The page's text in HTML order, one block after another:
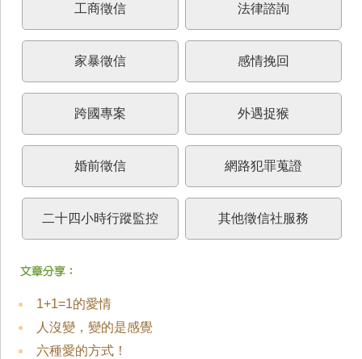
工商徵信 法律諮詢
家暴徵信 感情挽回
跨國專案 外遇捉猴
婚前徵信 網路犯罪蒐證
二十四小時行蹤監控 其他徵信社服務
1+1=1的愛情
人沒變，變的是感覺
六種愛的方式！